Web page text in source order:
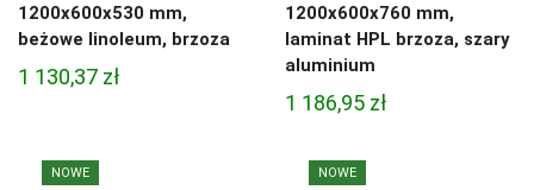
1200x600x530 mm,
beżowe linoleum, brzoza
1 130,37 zł
1200x600x760 mm,
laminat HPL brzoza, szary
aluminium
1 186,95 zł
NOWE NOWE